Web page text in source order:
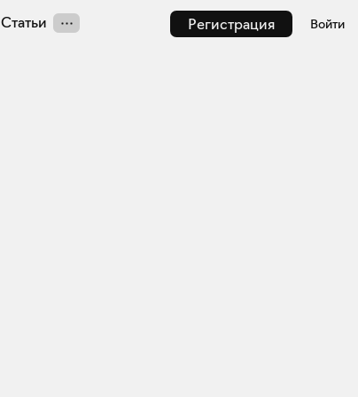
Регистрация Войти
Статьи